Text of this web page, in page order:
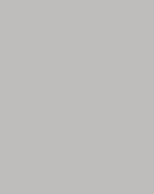
da acqua pulita.
vuoto sotto
off” per 5 secondi.
off” lampeggia in verde
la leva verso “acqua